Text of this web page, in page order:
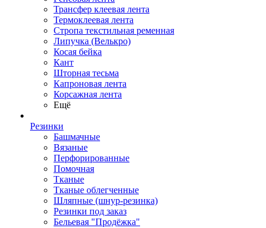
Трансфер клеевая лента
Термоклеевая лента
Стропа текстильная ременная
Липучка (Велькро)
Косая бейка
Кант
Шторная тесьма
Капроновая лента
Корсажная лента
Ещё
Резинки
Башмачные
Вязаные
Перфорированные
Помочная
Тканые
Тканые облегченные
Шляпные (шнур-резинка)
Резинки под заказ
Бельевая "Продёжка"